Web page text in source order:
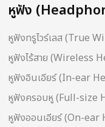
หูฟัง
หูฟังทรูไวร์เลส (True
หูฟังไร้สาย (Wireless
หูฟังอินเอียร์ (In-ear
หูฟังครอบหู (Full-size
หูฟังออนเอียร์ (On-ear